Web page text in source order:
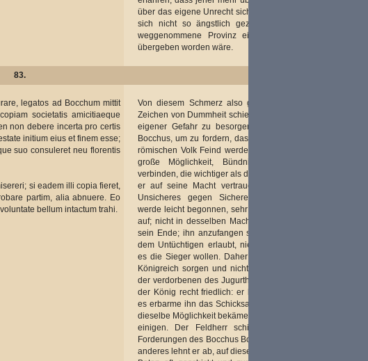
über das eigene Unrecht sich gemartert hat und dass er
sich nicht so ängstlich gezeigt hätte, wenn die ihm
weggenommene Provinz einem anderen als Marius
übergeben worden wäre.
83.
legatos ad Bocchum mittit
societatis amicitiaeque
non debere incerta pro certis
initium eius et finem esse;
suo consuleret neu florentis
si eadem illi copia fieret,
partim, alia abnuere. Eo
bellum intactum trahi.
Von diesem Schmerz also gehemmt, und weil es ein
Zeichen von Dummheit schien, eine fremde Sache unter
eigener Gefahr zu besorgen, schickt er Gesandte an
Bocchus, um zu fordern, dass er nicht ohne Grund dem
römischen Volk Feind werden solle: dann habe er eine
große Möglichkeit, Bündnis und Freundschaft zu
verbinden, die wichtiger als der Krieg wären, und obwohl
er auf seine Macht vertraue, dürfe er dennoch nicht
Unsicheres gegen Sicheres tauschen. Jeder Krieg
werde leicht begonnen, sehr mühselig dagegen höre er
auf; nicht in desselben Macht stünden sein Anfang und
sein Ende; ihn anzufangen sei jedem beliebigen, auch
dem Untüchtigen erlaubt, niedergelegt werde er, wenn
es die Sieger wollen. Daher möge er für sich und sein
Königreich sorgen und nicht seine blühende Macht mit
der verdorbenen des Jugurtha mischen. Darüber spricht
der König recht friedlich: er begehre den Frieden, aber
es erbarme ihn das Schicksal des Jugurtha; wenn jener
dieselbe Möglichkeit bekäme, könne man sich über alles
einigen. Der Feldherr schickt wiederum gegen die
Forderungen des Bocchus Boten; jener heißt es teils gut,
anderes lehnt er ab, auf diese Weise werden von beiden